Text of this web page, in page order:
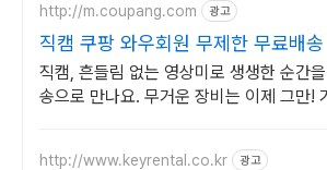
http://m.coupang.com 광고
직캠 쿠팡 와우회원 무제한 무료배송
직캠, 흔들림 없는 영상미로 생생한 순간
송으로 만나요. 무거운 장비는 이제 그만!
http://www.keyrental.co.kr 광고